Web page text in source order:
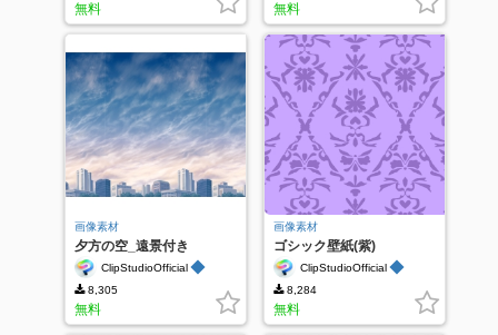
無料 無料
画像素材
夕方の空_遠景付き
ClipStudioOfficial ◆
8,305
無料
画像素材
ゴシック壁紙(紫)
ClipStudioOfficial ◆
8,284
無料